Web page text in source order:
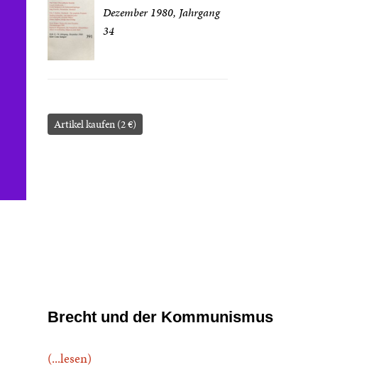
Dezember 1980, Jahrgang
34
Artikel kaufen (2 €)
Brecht und der Kommunismus
(...lesen)